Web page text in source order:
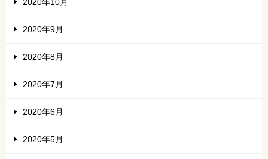
2020年10月
2020年9月
2020年8月
2020年7月
2020年6月
2020年5月